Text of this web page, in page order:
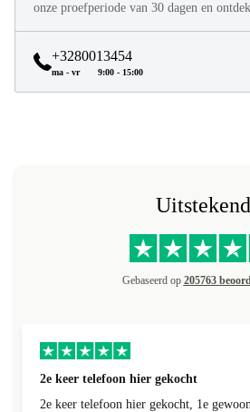
onze proefperiode van 30 dagen en
+3280013454
ma - vr 9:00 - 15:00
Uitstekend
Gebaseerd op 205763
2e keer telefoon hier gekocht
2e keer telefoon hier gekocht, 1e